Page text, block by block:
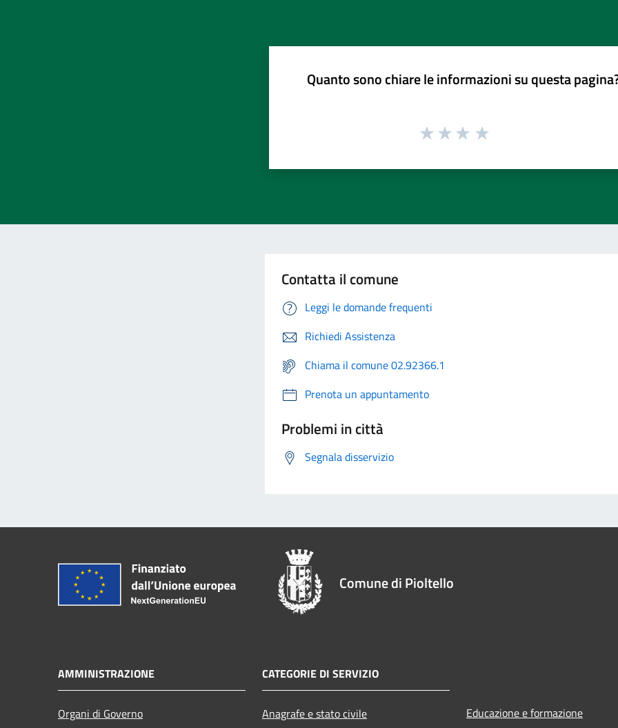
Quanto sono chiare le informazioni su questa
Contatta il comune
Leggi le domande frequenti
Richiedi Assistenza
Chiama il comune 02.92366.1
Prenota un appuntamento
Problemi in città
Segnala disservizio
Comune di Pioltello
AMMINISTRAZIONE
Organi di Governo
CATEGORIE DI SERVIZIO
Anagrafe e stato civile
Educazione e formazione